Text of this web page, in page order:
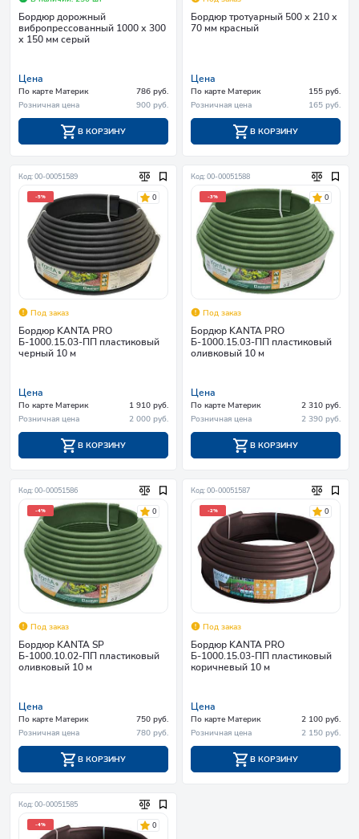
Бордюр дорожный
вибропрессованный 1000 х 300
х 150 мм серый
Цена
По карте Материк
786 руб.
Розничная цена
900 руб.
В КОРЗИНУ
Бордюр тротуарный 500 х 210 х
70 мм красный
Цена
По карте Материк
155 руб.
Розничная цена
165 руб.
В КОРЗИНУ
Код: 00-00051589
-5% 0
Под заказ
Бордюр KANTA PRO
Б-1000.15.03-ПП пластиковый
черный 10 м
Цена
По карте Материк
1 910 руб.
Розничная цена
2 000 руб.
В КОРЗИНУ
Код: 00-00051588
-3% 0
Под заказ
Бордюр KANTA PRO
Б-1000.15.03-ПП пластиковый
оливковый 10 м
Цена
По карте Материк
2 310 руб.
Розничная цена
2 390 руб.
В КОРЗИНУ
Код: 00-00051586
-4% 0
Под заказ
Бордюр KANTA SP
Б-1000.10.02-ПП пластиковый
оливковый 10 м
Цена
По карте Материк
750 руб.
Розничная цена
780 руб.
В КОРЗИНУ
Код: 00-00051587
-2% 0
Под заказ
Бордюр KANTA PRO
Б-1000.15.03-ПП пластиковый
коричневый 10 м
Цена
По карте Материк
2 100 руб.
Розничная цена
2 150 руб.
В КОРЗИНУ
Код: 00-00051585
-4% 0